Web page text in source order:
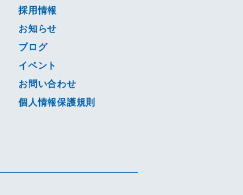
採用情報
お知らせ
ブログ
イベント
お問い合わせ
個人情報保護規則